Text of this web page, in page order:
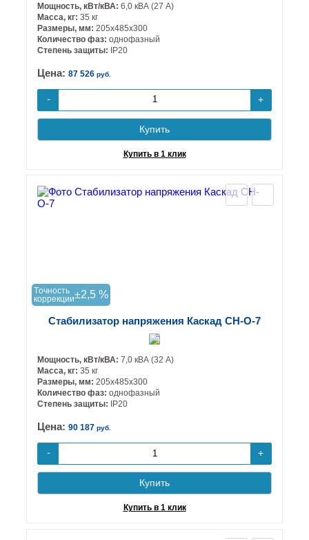
Мощность, кВт/кВА: 6,0 кВА (27 А)
Масса, кг: 35 кг
Размеры, мм: 205х485х300
Количество фаз: однофазный
Степень защиты: IP20
Цена: 87 526 руб.
- +
Купить
Купить в 1 клик
Tочность
коррекции±2,5 %
Стабилизатор напряжения Каскад СН-О-7
Мощность, кВт/кВА: 7,0 кВА (32 А)
Масса, кг: 35 кг
Размеры, мм: 205х485х300
Количество фаз: однофазный
Степень защиты:
IP20
Цена: 90 187 руб.
- +
Купить
Купить в 1 клик